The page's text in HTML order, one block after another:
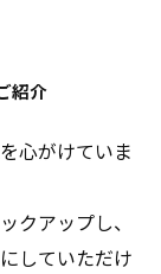
紹介
心がけていま
クアップし、
していただけ